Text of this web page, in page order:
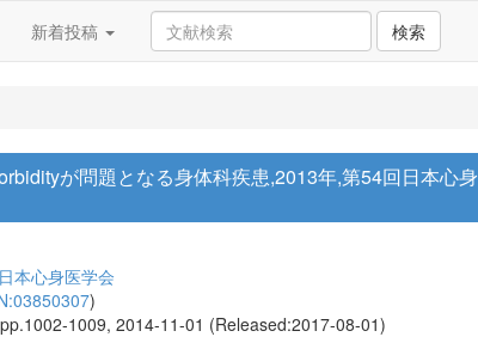
新着投稿 検索
が問題となる身体科疾患,2013年,第54回日本心
本心身医学会
)
1009, 2014-11-01 (Released:2017-08-01)